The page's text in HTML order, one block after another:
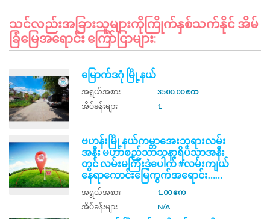
သင်လည်းအခြားသူများကိုကြိုက်နှစ်သက်နိုင် အိမ်
ခြံမြေအရောင်း ကြော်ငြာများ:
မြောက်ဒဂုံ မြို့နယ်
အရွယ်အစား
3500.00 ဧက
အိပ်ခန်းများ
1
ဗဟန်းမြို့နယ်ကမ္ဘာအေးဘုရားလမ်း
အနီး မဟာစည်သာသနာ့ရိပ်သာအနီး
တွင် လမ်းမကြီးဒဲ့ပေါက် #လမ်းကျယ်
နေရာကောင်းမြေကွက်အရောင်း……
အရွယ်အစား
1.00 ဧက
အိပ်ခန်းများ
N/A